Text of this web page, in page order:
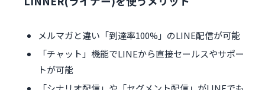
メルマガと違い「到達率100%」のLINE配信が可能
「チャット」機能でLINEから直接セールスやサポー
トが可能